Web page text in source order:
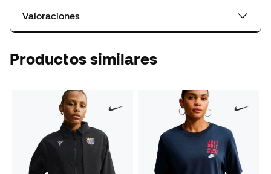
Valoraciones
Productos similares